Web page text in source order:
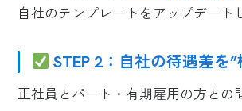
自社のテンプレートをアップデート
STEP 2：自社の待遇差を
正社員とパート・有期雇用の方との